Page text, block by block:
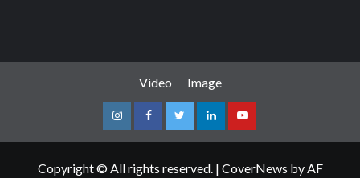
Video Image
InstagramFacebookTwitterLinkedinYoutube
Copyright © All rights reserved. | CoverNews by AF